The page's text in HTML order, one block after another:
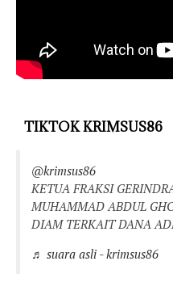
TIKTOK KRIMSUS86
@krimsus86
KETUA FRAKSI
MUHAMMAD ABDUL
DIAM TERKAIT DANA
♬ suara asli - krimsus86